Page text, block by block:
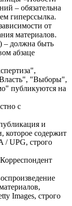
– обязательна
гиперссылка.
от
материалов.
– должна быть
абзаце
"Выборы",
публикуются на
с
и
которое содержит
/ UPG, строго
Images, строго